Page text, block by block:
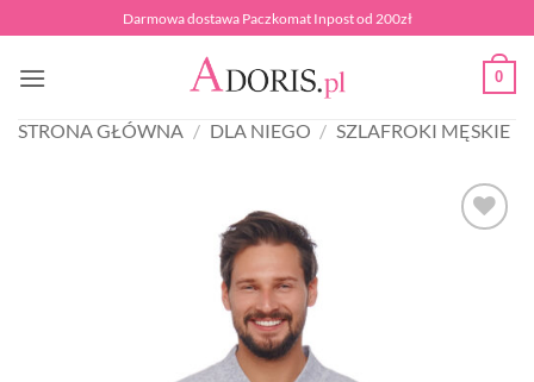
do
zawartości
Darmowa dostawa Paczkomat Inpost od 200zł
0
STRONA GŁÓWNA / DLA NIEGO / SZLAFROKI MĘSKIE